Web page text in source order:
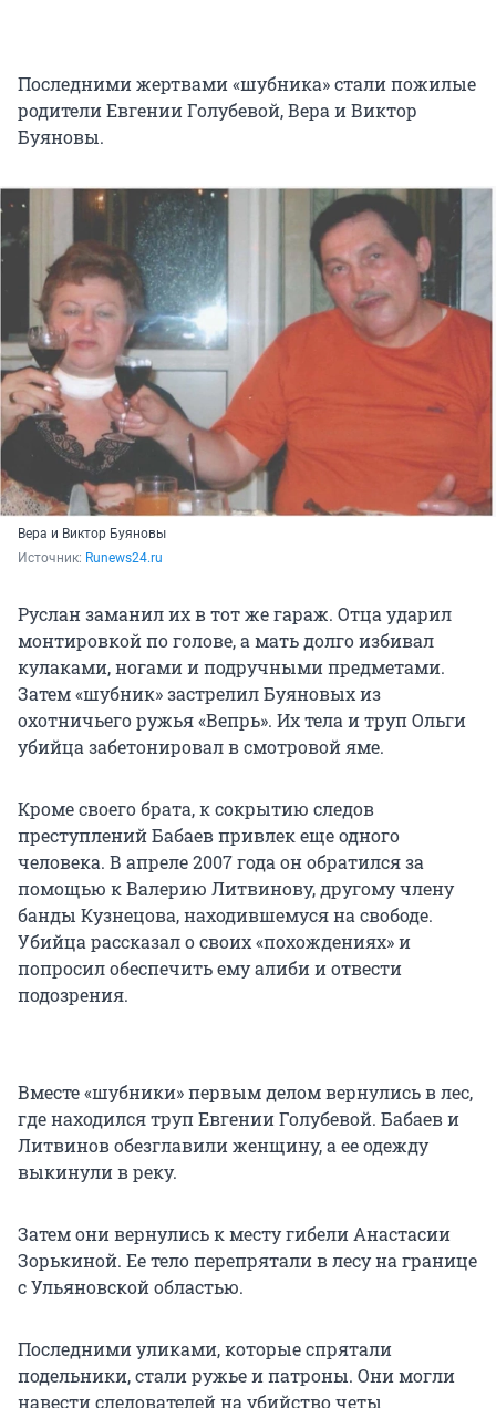
Последними жертвами «шубника» стали пожилые
родители Евгении Голубевой, Вера и Виктор
Буяновы.
Вера и Виктор Буяновы
Источник: Runews24.ru
Руслан заманил их в тот же гараж. Отца ударил
монтировкой по голове, а мать долго избивал
кулаками, ногами и подручными предметами.
Затем «шубник» застрелил Буяновых из
охотничьего ружья «Вепрь». Их тела и труп Ольги
убийца забетонировал в смотровой яме.
Кроме своего брата, к сокрытию следов
преступлений Бабаев привлек еще одного
человека. В апреле 2007 года он обратился за
помощью к Валерию Литвинову, другому члену
банды Кузнецова, находившемуся на свободе.
Убийца рассказал о своих «похождениях» и
попросил обеспечить ему алиби и отвести
подозрения.
Вместе «шубники» первым делом вернулись в лес,
где находился труп Евгении Голубевой. Бабаев и
Литвинов обезглавили женщину, а ее одежду
выкинули в реку.
Затем они вернулись к месту гибели Анастасии
Зорькиной. Ее тело перепрятали в лесу на границе
с Ульяновской областью.
Последними уликами, которые спрятали
подельники, стали ружье и патроны. Они могли
навести следователей на убийство четы